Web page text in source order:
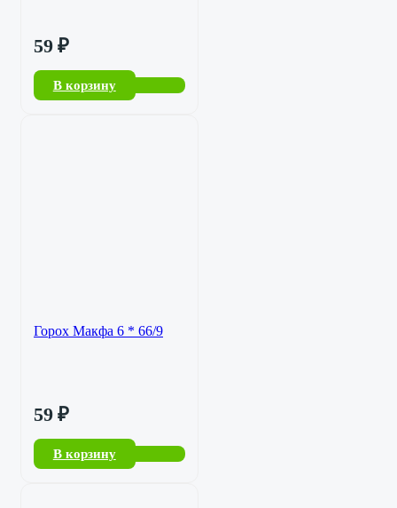
59 ₽
В корзину
Горох Макфа 6 * 66/9
59 ₽
В корзину